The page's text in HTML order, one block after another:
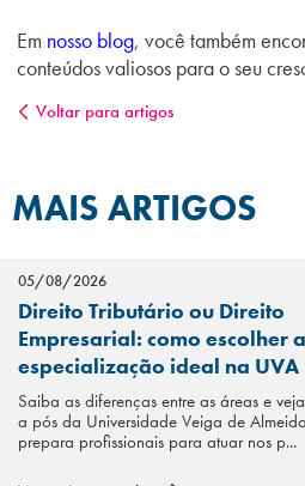
Em nosso blog, você também
conteúdos valiosos para o seu
Voltar para artigos
MAIS ARTIGOS
05/08/2026
Direito Tributário ou Direito
Empresarial: como escolher a
especialização ideal na UVA
Saiba as diferenças entre as áreas e
a pós da Universidade Veiga de Almeida
prepara profissionais para atuar nos p...